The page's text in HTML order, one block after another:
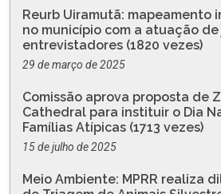
Reurb Uiramutã: mapeamento
no município com a atuação
entrevistadores (1820 vezes)
29 de março de 2025
Comissão aprova proposta de
Cathedral para instituir o Dia
Famílias Atípicas (1713 vezes)
15 de julho de 2025
Meio Ambiente: MPRR realiza